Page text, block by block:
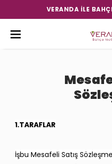
VERANDA ILE
1.TARAFLAR
İşbu Mesafeli Satış